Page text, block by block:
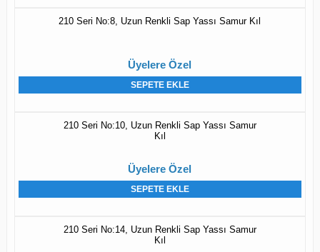
210 Seri No:8, Uzun Renkli Sap Yassı Samur Kıl
Üyelere Özel
SEPETE EKLE
210 Seri No:10, Uzun Renkli Sap Yassı Samur
Kıl
Üyelere Özel
SEPETE EKLE
210 Seri No:14, Uzun Renkli Sap Yassı Samur
Kıl